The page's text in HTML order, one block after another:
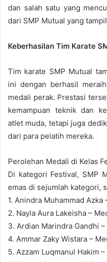
dan salah satu yang
dari SMP Mutual yang
Keberhasilan Tim Karate
Tim karate SMP Mutual
ini dengan berhasil
medali perak. Prestasi
kemampuan teknik dan
atlet muda, tetapi juga
dari para pelatih mereka.
Perolehan Medali di Kelas
Di kategori Festival, SMP
emas di sejumlah kategori,
1. Anindra Muhammad Azka
2. Nayla Aura Lakeisha –
3. Ardian Marindra Gandhi –
4. Ammar Zaky Wistara –
5. Azzam Luqmanul Hakim